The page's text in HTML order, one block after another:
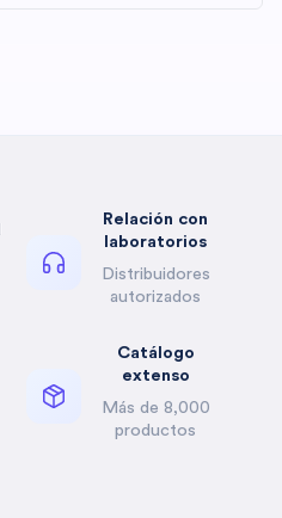
Relación con
laboratorios
Distribuidores
autorizados
Catálogo
extenso
Más de 8,000
productos